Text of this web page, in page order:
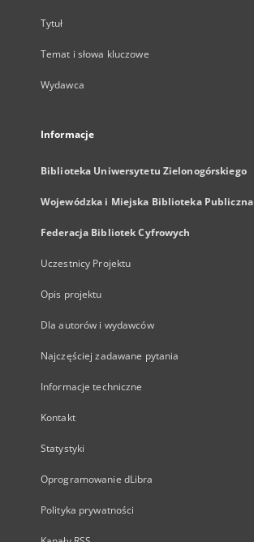
Tytuł
Temat i słowa kluczowe
Wydawca
Informacje
Biblioteka Uniwersytetu Zielonogórskiego
Wojewódzka i Miejska Biblioteka Publiczna
Federacja Bibliotek Cyfrowych
Uczestnicy Projektu
Opis projektu
Dla autorów i wydawców
Najczęściej zadawane pytania
Informacje techniczne
Kontakt
Statystyki
Oprogramowanie dLibra
Polityka prywatności